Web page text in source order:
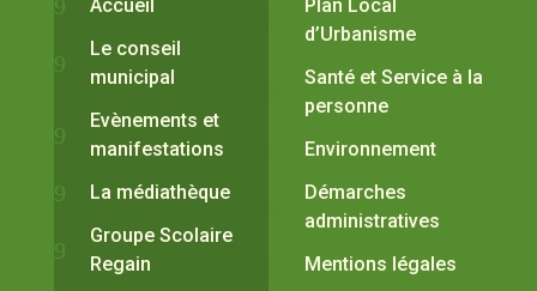
Accueil
Le conseil
municipal
Evènements et
manifestations
La médiathèque
Groupe Scolaire
Regain
Plan Local
d’Urbanisme
Santé et Service à la
personne
Environnement
Démarches
administratives
Mentions légales